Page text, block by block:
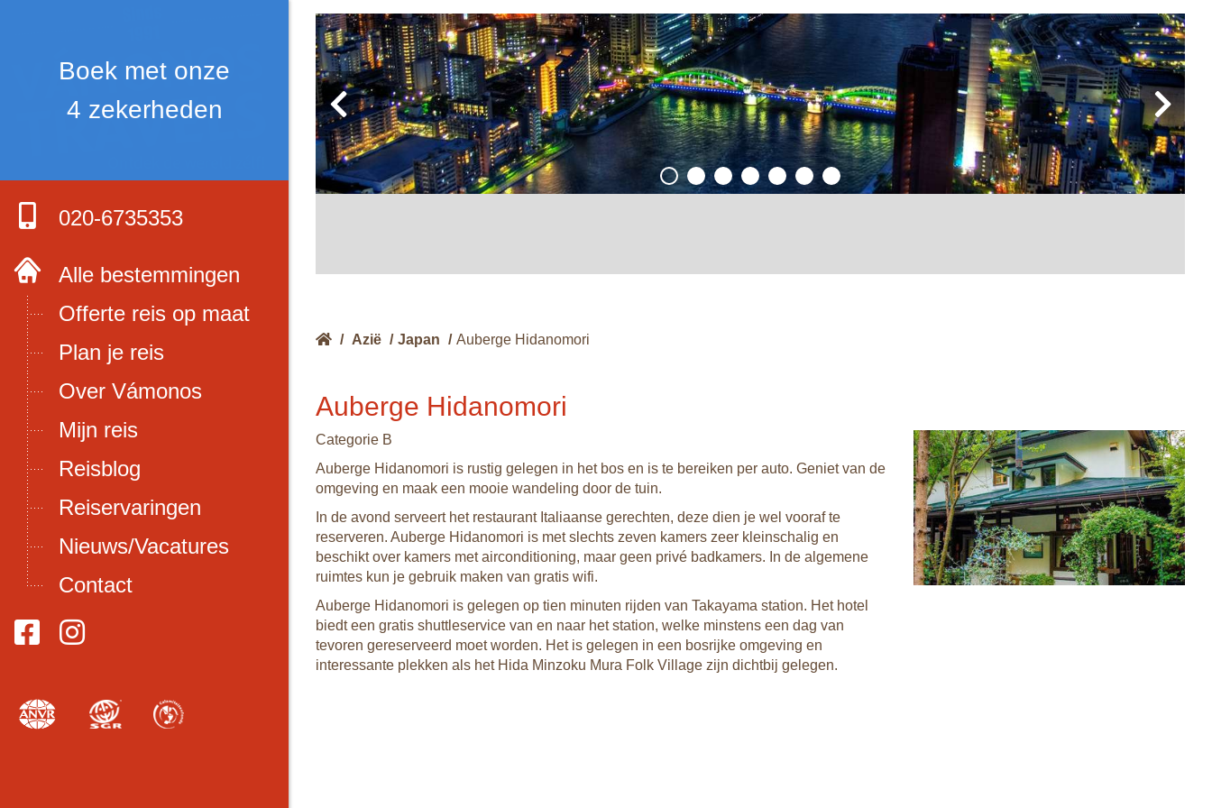
Boek met onze
4 zekerheden
020-6735353
Alle bestemmingen
Offerte reis op maat
Plan je reis
Over Vámonos
Mijn reis
Reisblog
Reiservaringen
Nieuws/Vacatures
Contact
/ Azië / Japan / Auberge Hidanomori
Auberge Hidanomori
Categorie B
Auberge Hidanomori is rustig gelegen in het bos en is te bereiken per auto. Geniet van de
omgeving en maak een mooie wandeling door de tuin.
In de avond serveert het restaurant Italiaanse gerechten, deze dien je wel vooraf te
reserveren. Auberge Hidanomori is met slechts zeven kamers zeer kleinschalig en
beschikt over kamers met airconditioning, maar geen privé badkamers. In de algemene
ruimtes kun je gebruik maken van gratis wifi.
Auberge Hidanomori is gelegen op tien minuten rijden van Takayama station. Het hotel
biedt een gratis shuttleservice van en naar het station, welke minstens een dag van
tevoren gereserveerd moet worden. Het is gelegen in een bosrijke omgeving en
interessante plekken als het Hida Minzoku Mura Folk Village zijn dichtbij gelegen.